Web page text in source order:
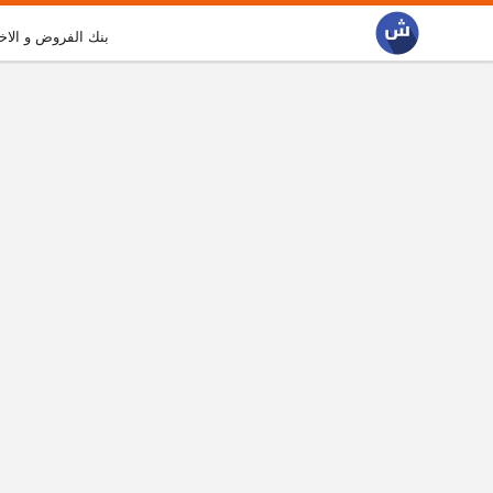
بنك الفروض و